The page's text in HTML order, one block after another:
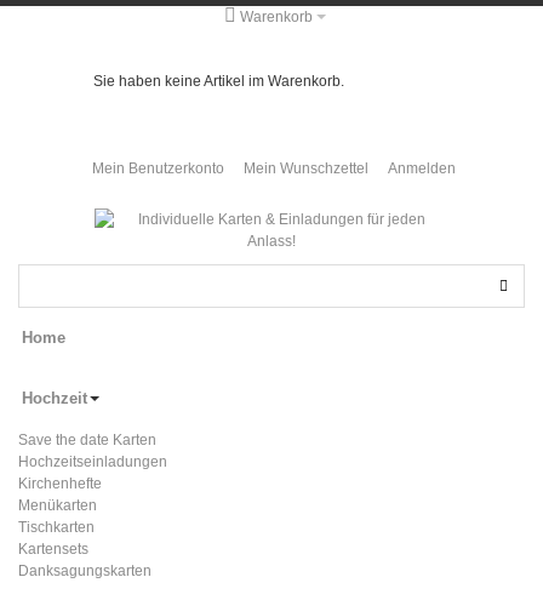
Warenkorb
Sie haben keine Artikel im Warenkorb.
Mein Benutzerkonto Mein Wunschzettel Anmelden
Home
Hochzeit
Save the date Karten
Hochzeitseinladungen
Kirchenhefte
Menükarten
Tischkarten
Kartensets
Danksagungskarten